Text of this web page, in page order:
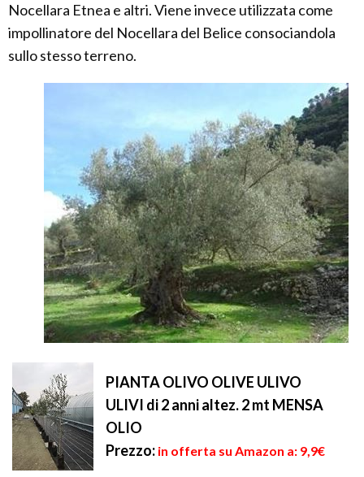
Nocellara Etnea e altri. Viene invece utilizzata come
impollinatore del Nocellara del Belice consociandola
sullo stesso terreno.
PIANTA OLIVO OLIVE ULIVO
ULIVI di 2 anni altez. 2 mt MENSA
OLIO
Prezzo: in offerta su Amazon a: 9,9€